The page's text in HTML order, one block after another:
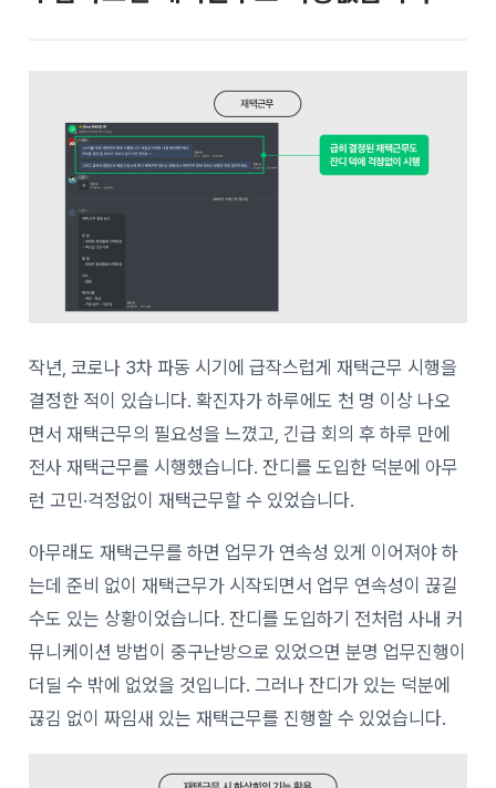
작년, 코로나 3차 파동 시기에 급작스럽게 재택근무 시행을
결정한 적이 있습니다. 확진자가 하루에도 천 명 이상 나오
면서 재택근무의 필요성을 느꼈고, 긴급 회의 후 하루 만에
전사 재택근무를 시행했습니다. 잔디를 도입한 덕분에 아무
런 고민·걱정없이 재택근무할 수 있었습니다.
아무래도 재택근무를 하면 업무가 연속성 있게 이어져야 하
는데 준비 없이 재택근무가 시작되면서 업무 연속성이 끊길
수도 있는 상황이었습니다. 잔디를 도입하기 전처럼 사내 커
뮤니케이션 방법이 중구난방으로 있었으면 분명 업무진행이
더딜 수 밖에 없었을 것입니다. 그러나 잔디가 있는 덕분에
끊김 없이 짜임새 있는 재택근무를 진행할 수 있었습니다.